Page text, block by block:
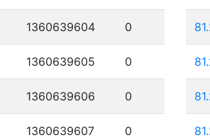
1360639604 0
1360639605 0
1360639606 0
1360639607 0